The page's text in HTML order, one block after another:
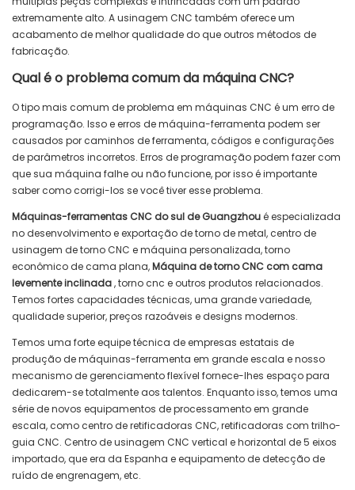
extremamente alto. A usinagem CNC também oferece um
acabamento de melhor qualidade do que outros métodos de
fabricação.
Qual é o problema comum da máquina CNC?
O tipo mais comum de problema em máquinas CNC é um erro de
programação. Isso e erros de máquina-ferramenta podem ser
causados ​​por caminhos de ferramenta, códigos e configurações
de parâmetros incorretos. Erros de programação podem fazer com
que sua máquina falhe ou não funcione, por isso é importante
saber como corrigi-los se você tiver esse problema.
Máquinas-ferramentas CNC do sul de Guangzhoué especializada
no desenvolvimento e exportação de torno de metal, centro de
usinagem de torno CNC e máquina personalizada, torno
econômico de cama plana,Máquina de torno CNC com cama
levemente inclinada, torno cnc e outros produtos relacionados.
Temos fortes capacidades técnicas, uma grande variedade,
qualidade superior, preços razoáveis ​​e designs modernos.
Temos uma forte equipe técnica de empresas estatais de
produção de máquinas-ferramenta em grande escala e nosso
mecanismo de gerenciamento flexível fornece-lhes espaço para
dedicarem-se totalmente aos talentos. Enquanto isso, temos uma
série de novos equipamentos de processamento em grande
escala, como centro de retificadoras CNC, retificadoras com trilho-
guia CNC. Centro de usinagem CNC vertical e horizontal de 5 eixos
importado, que era da Espanha e equipamento de detecção de
ruído de engrenagem, etc.